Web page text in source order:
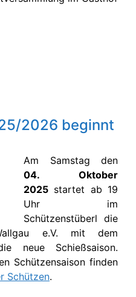
2026 beginnt
Am Samstag den
04. Oktober
2025 startet ab 19
Uhr im
Schützenstüberl die
e.V. mit dem
neue Schießsaison.
Schützensaison finden
Schützen.